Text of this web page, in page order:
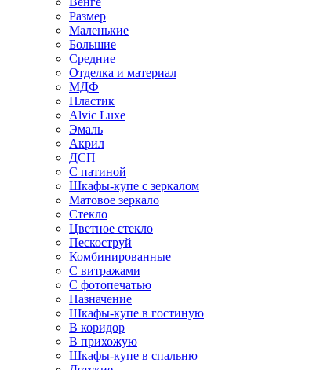
Размер
Маленькие
Большие
Средние
Отделка и материал
МДФ
Пластик
Alvic Luxe
Эмаль
Акрил
ДСП
С патиной
Шкафы-купе с зеркалом
Матовое зеркало
Стекло
Цветное стекло
Пескоструй
Комбинированные
С витражами
С фотопечатью
Назначение
Шкафы-купе в гостиную
В коридор
В прихожую
Шкафы-купе в спальню